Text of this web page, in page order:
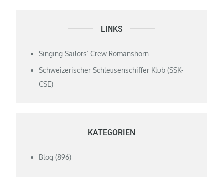
LINKS
Singing Sailors‘ Crew Romanshorn
Schweizerischer Schleusenschiffer Klub (SSK-
CSE)
KATEGORIEN
Blog (896)